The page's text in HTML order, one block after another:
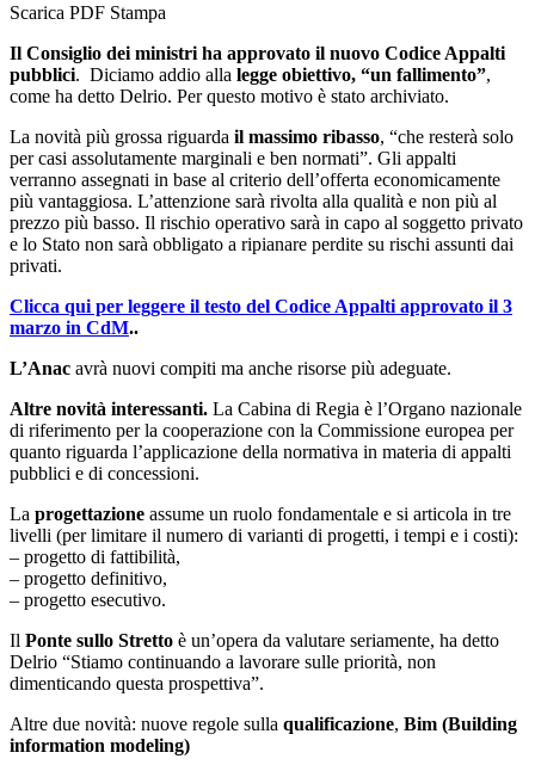
Scarica PDF Stampa
Il Consiglio dei ministri ha approvato il nuovo Codice Appalti
pubblici. Diciamo addio alla legge obiettivo, “un fallimento”,
come ha detto Delrio. Per questo motivo è stato archiviato.
La novità più grossa riguarda il massimo ribasso, “che resterà solo
per casi assolutamente marginali e ben normati”. Gli appalti
verranno assegnati in base al criterio dell’offerta economicamente
più vantaggiosa. L’attenzione sarà rivolta alla qualità e non più al
prezzo più basso. Il rischio operativo sarà in capo al soggetto privato
e lo Stato non sarà obbligato a ripianare perdite su rischi assunti dai
privati.
Clicca qui per leggere il testo del Codice Appalti approvato il 3
marzo in CdM..
L’Anac avrà nuovi compiti ma anche risorse più adeguate.
Altre novità interessanti. La Cabina di Regia è l’Organo nazionale
di riferimento per la cooperazione con la Commissione europea per
quanto riguarda l’applicazione della normativa in materia di appalti
pubblici e di concessioni.
La progettazione assume un ruolo fondamentale e si articola in tre
livelli (per limitare il numero di varianti di progetti, i tempi e i costi):
– progetto di fattibilità,
– progetto definitivo,
– progetto esecutivo.
Il Ponte sullo Stretto è un’opera da valutare seriamente, ha detto
Delrio “Stiamo continuando a lavorare sulle priorità, non
dimenticando questa prospettiva”.
Altre due novità: nuove regole sulla qualificazione, Bim (Building
information modeling)